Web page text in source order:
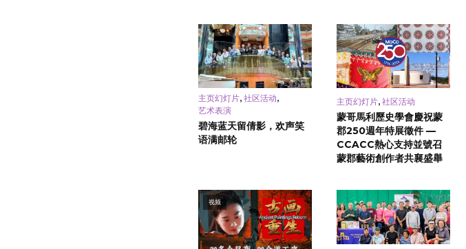
主页幻灯片, 社区活动,
艺术表演
碧海蓝天留倩影，欢声笑
语满邮轮
主页幻灯片, 社区活动
蒙哥馬利歷史學會慶祝蒙
郡250週年特展徵件 —
CCACC熱心支持並號召
蒙郡藝術創作者共襄盛舉
视频